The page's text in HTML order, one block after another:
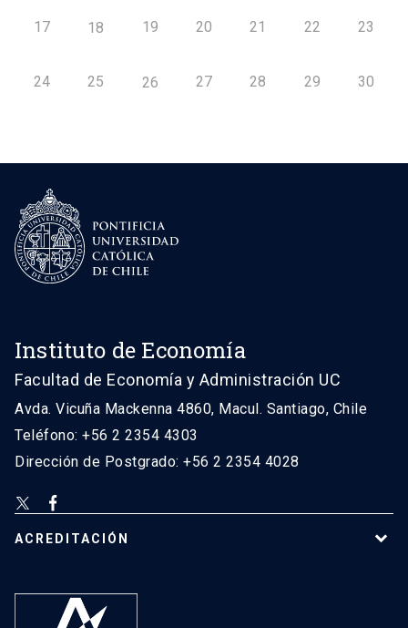
17 18 19 20 21 22 23
24 25 26 27 28 29 30
Instituto de Economía
Facultad de Economía y Administración UC
Avda. Vicuña Mackenna 4860, Macul. Santiago, Chile
Teléfono: +56 2 2354 4303
Dirección de Postgrado: +56 2 2354 4028
ACREDITACIÓN